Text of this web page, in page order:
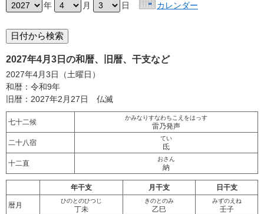
年 月 日 カレンダー
2027年4月3日の和暦、旧暦、干支など
2027年4月3日（土曜日）
和暦：令和9年
旧暦：2027年2月27日 仏滅
七十二候
かみなりすなわちこえをはっす
雷乃発声
二十八宿
てい
氐
十二直
おさん
納
年干支 月干支 日干支
暦月
ひのとのひつじ
丁未
きのとのみ
乙巳
みずのえね
壬子